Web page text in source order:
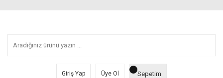
Giriş Yap Üye Ol Sepetim